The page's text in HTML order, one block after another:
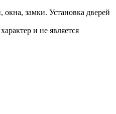
замки. Установка дверей
и не является